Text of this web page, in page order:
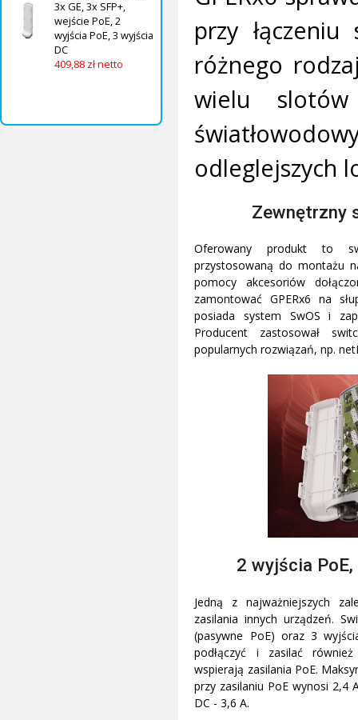
3x GE, 3x SFP+,
wejście PoE, 2
wyjścia PoE, 3 wyjścia
DC
409,88 zł netto
przy
różnego
wielu slotów
odleglejszych
Zewnętrzny
Oferowany produkt to
przystosowaną do montażu
pomocy akcesoriów
zamontować GPERx6 na
posiada system SwOS i
Producent zastosował
popularnych rozwiązań, np.
2 wyjścia
Jedną z najważniejszych
zasilania innych urządzeń.
(pasywne PoE) oraz 3
podłączyć i zasilać
wspierają zasilania PoE.
przy zasilaniu PoE wynosi 2,4
DC - 3,6 A.